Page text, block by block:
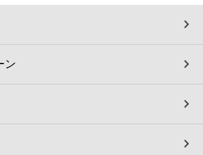
シェアリング（店舗限定）
エクボクローク」（店舗限定）
（店舗限定）
ン